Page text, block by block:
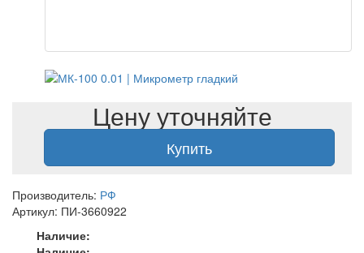
Цену уточняйте
Купить
Производитель: РФ
Артикул: ПИ-3660922
Наличие: